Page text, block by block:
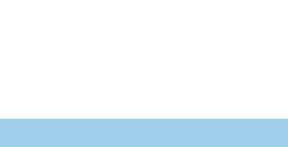
und fleckenfreie Anstriche